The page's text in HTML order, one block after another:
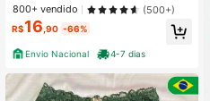
GRINGA CORAÇÃO
800+ vendido (500+)
R$16 ,90 -66%
Envio Nacional 4-7 dias